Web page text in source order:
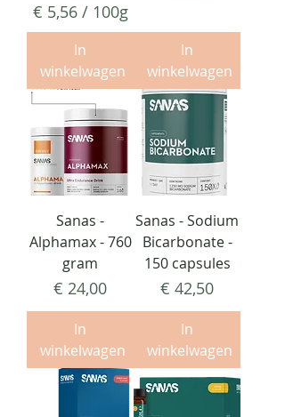
€ 5,56 / 100g
€
5
,
5
6
p
e
r
0
0
G
r
m
In
winkelwagen
In
winkelwagen
Sanas -
Alphamax - 760
gram
Prijs
€ 24,00
In
winkelwagen
Sanas - Sodium
Bicarbonate -
150 capsules
Prijs
€ 42,50
In
winkelwagen